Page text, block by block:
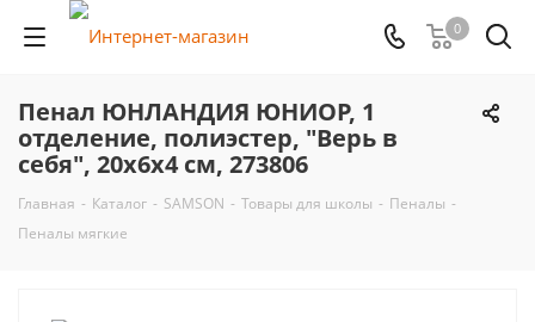
0
Пенал ЮНЛАНДИЯ ЮНИОР, 1
отделение, полиэстер, "Верь в
себя", 20х6х4 см, 273806
Главная - Каталог - SAMSON - Товары для школы - Пеналы -
Пеналы мягкие